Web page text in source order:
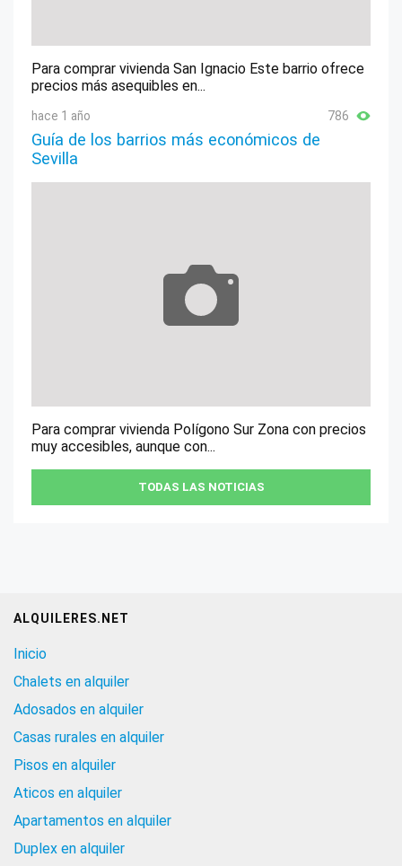
Para comprar vivienda San Ignacio Este barrio ofrece
precios más asequibles en...
hace 1 año 786
Guía de los barrios más económicos de
Sevilla
Para comprar vivienda Polígono Sur Zona con precios
muy accesibles, aunque con...
TODAS LAS NOTICIAS
ALQUILERES.NET
Inicio
Chalets en alquiler
Adosados en alquiler
Casas rurales en alquiler
Pisos en alquiler
Aticos en alquiler
Apartamentos en alquiler
Duplex en alquiler